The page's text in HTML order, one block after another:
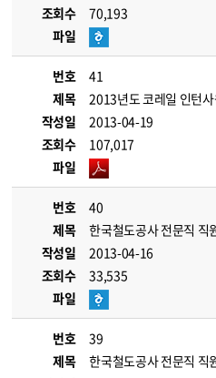
조회수
70,193
파일
번호
41
제목
2013년도 코레일 인턴
작성일
2013-04-19
조회수
107,017
파일
번호
40
제목
한국철도공사 전문직 직
작성일
2013-04-16
조회수
33,535
파일
번호
39
제목
한국철도공사 전문직 직